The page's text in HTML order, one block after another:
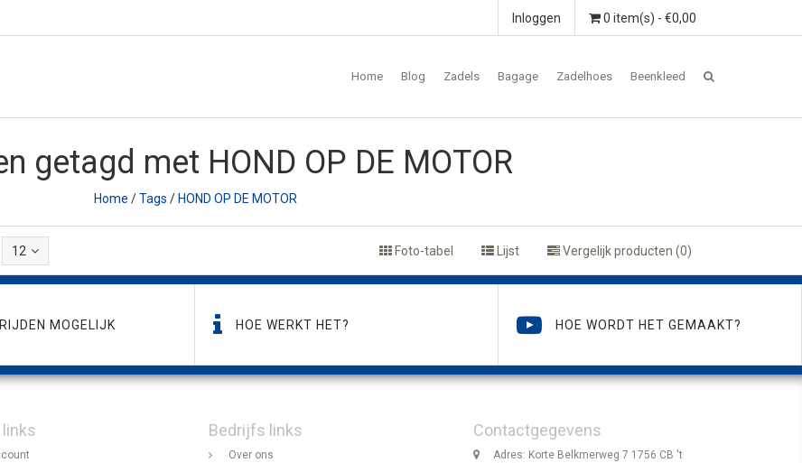
0 item(s) - €0,00
Inloggen
Home Blog Zadels Bagage Zadelhoes Beenkleed
getagd met HOND OP DE MOTOR
Home /Tags /HOND OP DE MOTOR
12 Foto-tabel Lijst Vergelijk producten (0)
MOGELIJK HOE WERKT HET? HOE WORDT HET GEMAAKT?
links Bedrijfs links
Over ons
Contactgegevens
Adres: Korte Belkmerweg 7 1756 CB 't